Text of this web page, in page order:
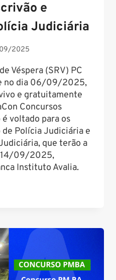
e
Judiciária
2025
Véspera (SRV) PC
no dia 06/09/2025,
e gratuitamente
Concursos
voltado para os
de Polícia Judiciária e
que terão a
14/09/2025,
Instituto Avalia.